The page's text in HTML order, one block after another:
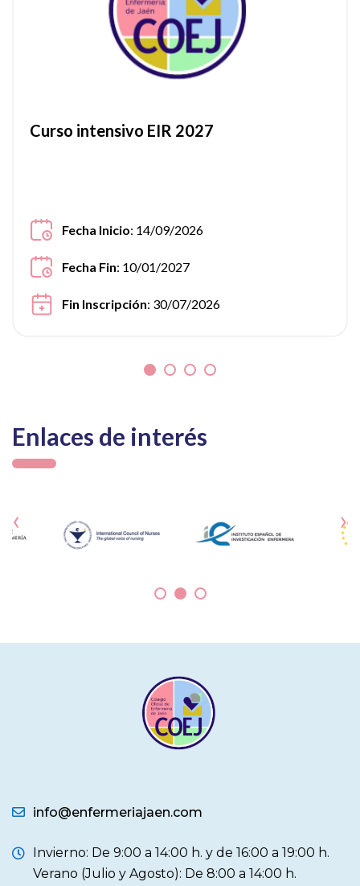
Curso intensivo EIR 2027
Fecha Inicio: 14/09/2026
Fecha Fin: 10/01/2027
Fin Inscripción: 30/07/2026
Enlaces de interés
‹ ›
info@enfermeriajaen.com
Invierno: De 9:00 a 14:00 h. y de 16:00 a 19:00 h.
Verano (Julio y Agosto): De 8:00 a 14:00 h.